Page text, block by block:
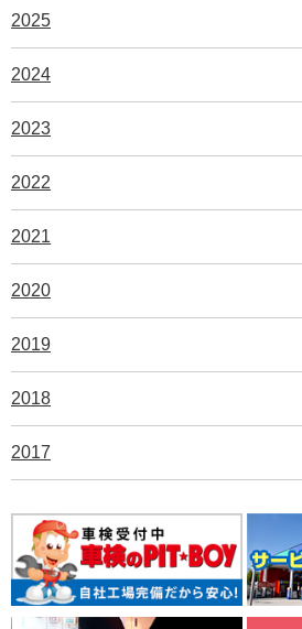
2025
2024
2023
2022
2021
2020
2019
2018
2017